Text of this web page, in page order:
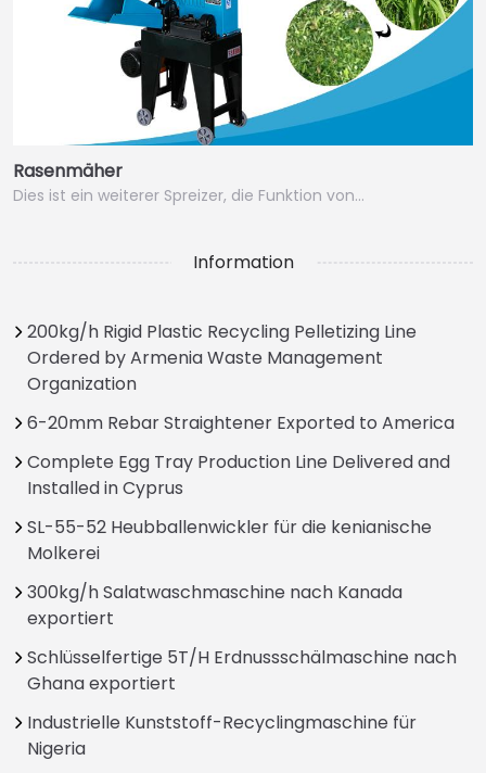
Rasenmäher
Dies ist ein weiterer Spreizer, die Funktion von…
Information
200kg/h Rigid Plastic Recycling Pelletizing Line
Ordered by Armenia Waste Management
Organization
6-20mm Rebar Straightener Exported to America
Complete Egg Tray Production Line Delivered and
Installed in Cyprus
SL-55-52 Heubballenwickler für die kenianische
Molkerei
300kg/h Salatwaschmaschine nach Kanada
exportiert
Schlüsselfertige 5T/H Erdnussschälmaschine nach
Ghana exportiert
Industrielle Kunststoff-Recyclingmaschine für
Nigeria